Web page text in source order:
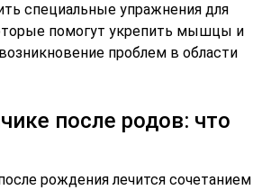
специальные упражнения для
помогут укрепить мышцы и
проблем в области
после родов: что
рождения лечится сочетанием